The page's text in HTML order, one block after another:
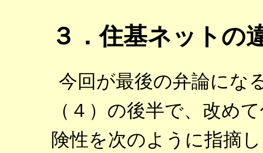
３．住基ネットの
今回が最後の弁論にな
（４）の後半で、改め
険性を次のように指摘